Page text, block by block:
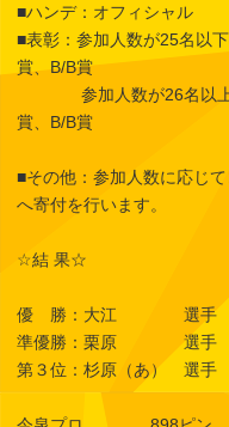
■ハンデ：オフィシャル
■表彰：参加人数が25名以
賞、B/B賞
参加人数が26名以上
賞、B/B賞
■その他：参加人数に応じ
へ寄付を行います。
☆結 果☆
優 勝：大江 選手
準優勝：栗原 選
第３位：杉原（あ）